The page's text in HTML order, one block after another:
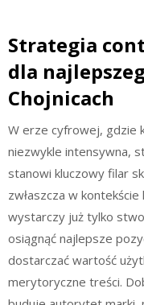
Strategia
dla
Chojnicach
W erze cyfrowej, gdzie
niezwykle intensywna,
stanowi kluczowy filar
zwłaszcza w
wystarczy już tylko
osiągnąć najlepsze
dostarczać wartość
merytoryczne treści.